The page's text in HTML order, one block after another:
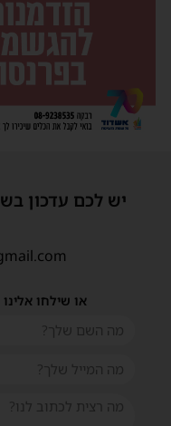
יש לכם עדכון
או שילחו